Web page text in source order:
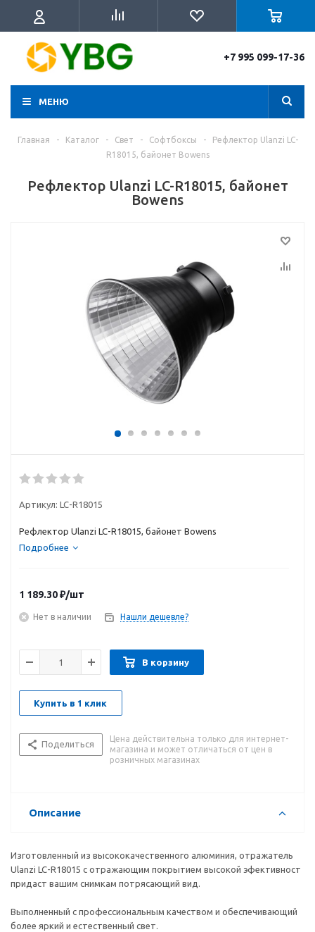
+7 995 099-17-36
МЕНЮ
Главная - Каталог - Свет - Софтбоксы -
Рефлектор Ulanzi LC-
R18015, байонет Bowens
Рефлектор Ulanzi LC-R18015, байонет
Bowens
Артикул: LC-R18015
Рефлектор Ulanzi LC-R18015, байонет Bowens
Подробнее
1 189.30₽/шт
Нет в наличии Нашли дешевле?
В корзину
Купить в 1 клик
Поделиться
Цена действительна только для интернет-
магазина и может отличаться от цен в
розничных магазинах
Описание
Изготовленный из высококачественного алюминия, отражатель
Ulanzi LC-R18015 c отражающим покрытием высокой эфективност
придаст вашим снимкам потрясающий вид.
Выполненный с профессиональным качеством и обеспечивающий
более яркий и естественный свет.